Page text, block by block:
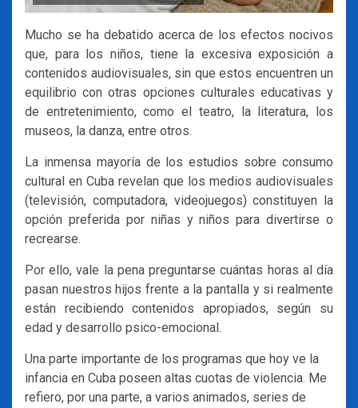
Mucho se ha debatido acerca de los efectos nocivos
que, para los niños, tiene la excesiva exposición a
contenidos audiovisuales, sin que estos encuentren un
equilibrio con otras opciones culturales educativas y
de entretenimiento, como el teatro, la literatura, los
museos, la danza, entre otros.
La inmensa mayoría de los estudios sobre consumo
cultural en Cuba revelan que los medios audiovisuales
(televisión, computadora, videojuegos) constituyen la
opción preferida por niñas y niños para divertirse o
recrearse.
Por ello, vale la pena preguntarse cuántas horas al día
pasan nuestros hijos frente a la pantalla y si realmente
están recibiendo contenidos apropiados, según su
edad y desarrollo psico-emocional.
Una parte importante de los programas que hoy ve la
infancia en Cuba poseen altas cuotas de violencia. Me
refiero, por una parte, a varios animados, series de